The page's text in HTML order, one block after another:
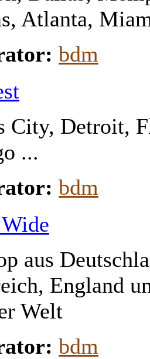
Atlanta,
bdm
City, Detroit,
...
bdm
aus
England
Welt
bdm